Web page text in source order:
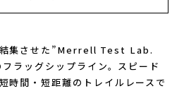
ル)
結集させた”Merrell Test Lab.
ラッグシップライン。スピード
時間・短距離のトレイルレースで